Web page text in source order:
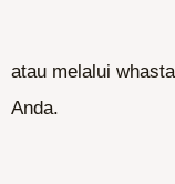
atau melalui
Anda.